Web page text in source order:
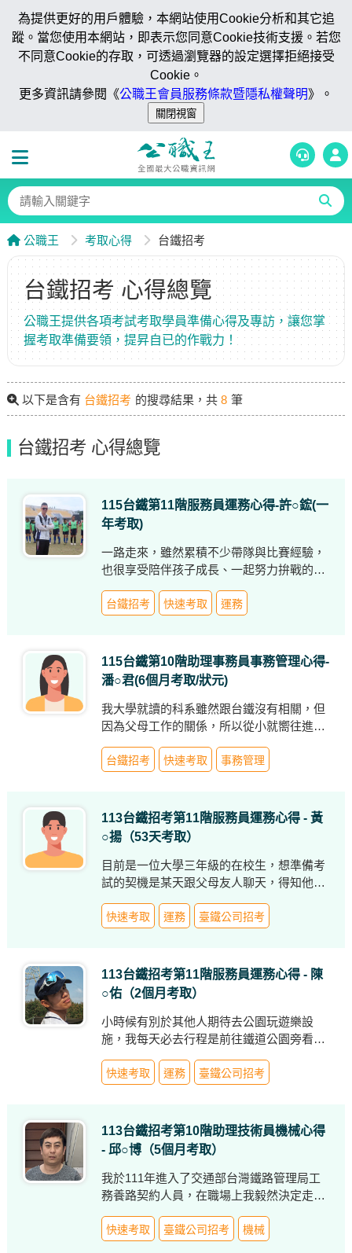
為提供更好的用戶體驗，本網站使用Cookie分析和其它追
蹤。當您使用本網站，即表示您同意Cookie技術支援。若您
不同意Cookie的存取，可透過瀏覽器的設定選擇拒絕接受
Cookie。
更多資訊請參閱《公職王會員服務條款暨隱私權聲明》。
公職王 考取心得 台鐵招考
台鐵招考 心得總覽
公職王提供各項考試考取學員準備心得及專訪，讓您掌
握考取準備要領，提昇自已的作戰力！
以下是含有 台鐵招考 的搜尋結果，共 8 筆
台鐵招考 心得總覽
115台鐵第11階服務員運務心得-許○鋐(一
年考取)
一路走來，雖然累積不少帶隊與比賽經驗，
也很享受陪伴孩子成長、一起努力拚戰的成
式職缺，每年都必須面對續聘與否的不確定
考未來到底該往哪個方向前進。
台鐵招考 快速考取 運務
115台鐵第10階助理事務員事務管理心得-
潘○君(6個月考取/狀元)
我大學就讀的科系雖然跟台鐵沒有相關，但
因為父母工作的關係，所以從小就嚮往進入
為櫃檯工作較複雜，於是最終下定決心，先
台鐵招考 快速考取 事務管理
113台鐵招考第11階服務員運務心得 - 黃
○揚（53天考取）
目前是一位大學三年級的在校生，想準備考
試的契機是某天跟父母友人聊天，得知他是
的工作性質。所以在台鐵公司招考消息出來
快速考取 運務 臺鐵公司招考
113台鐵招考第11階服務員運務心得 - 陳
○佑（2個月考取）
小時候有別於其他人期待去公園玩遊樂設
施，我每天必去行程是前往鐵道公園旁看火
速通過的聲音，都加深了我對於這個交通工
快速考取 運務 臺鐵公司招考
113台鐵招考第10階助理技術員機械心得
- 邱○博（5個月考取）
我於111年進入了交通部台灣鐵路管理局工
務養路契約人員，在職場上我毅然決定走向
程，由於離鐵路特考的時間逼近，只有6個
快速考取 臺鐵公司招考 機械